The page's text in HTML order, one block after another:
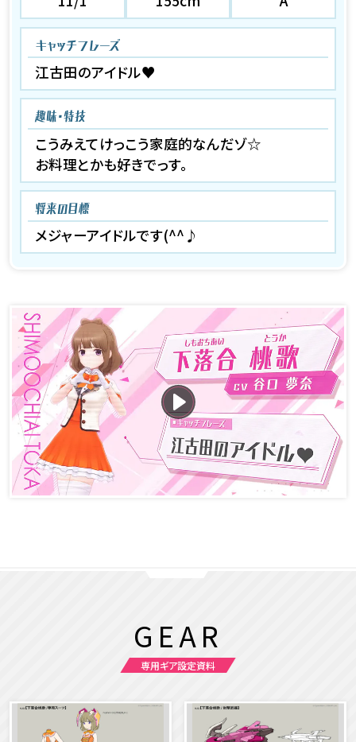
キャッチフレーズ
江古田のアイドル♥
趣味・特技
こうみえてけっこう家庭的なんだゾ☆
お料理とかも好きでっす。
将来の目標
メジャーアイドルです(^^♪
GEAR
専用ギア設定資料